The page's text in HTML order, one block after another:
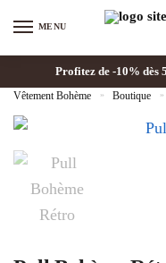
MENU
Profitez de -10% dès
Vêtement Bohème » Boutique »